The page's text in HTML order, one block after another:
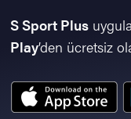
S Sport Plus
Play’den ücretsiz